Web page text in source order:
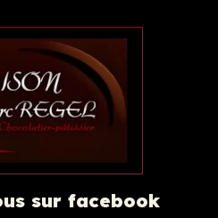
sur facebook